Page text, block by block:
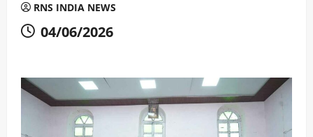
RNS INDIA NEWS
04/06/2026